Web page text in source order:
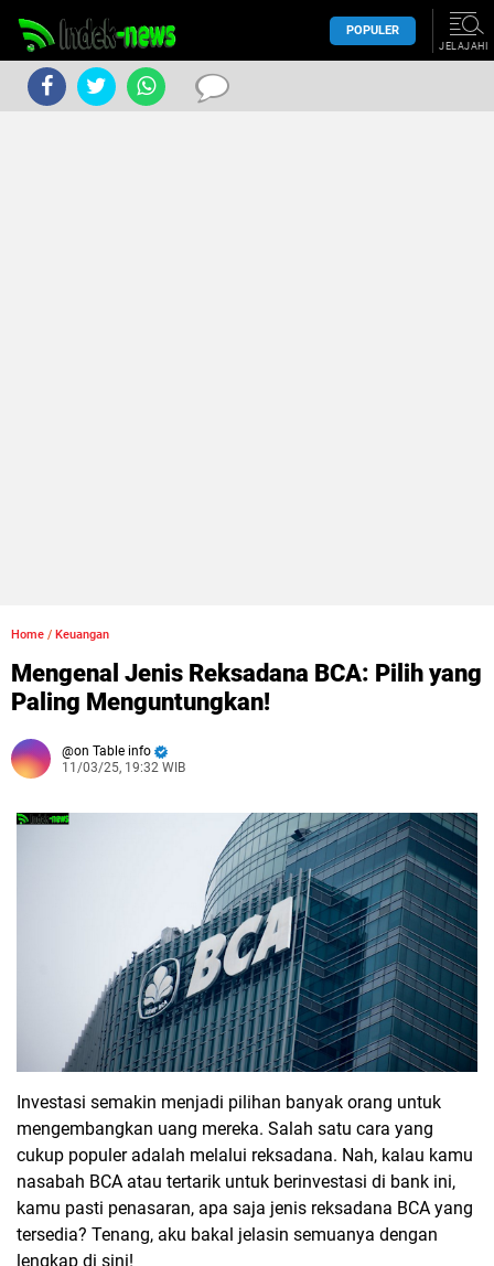
POPULER
JELAJAHI
Home / Keuangan
Mengenal Jenis Reksadana BCA: Pilih yang
Paling Menguntungkan!
on Table info
11/03/25, 19:32 WIB
Investasi semakin menjadi pilihan banyak orang untuk
mengembangkan uang mereka. Salah satu cara yang
cukup populer adalah melalui reksadana. Nah, kalau kamu
nasabah BCA atau tertarik untuk berinvestasi di bank ini,
kamu pasti penasaran, apa saja jenis reksadana BCA yang
tersedia? Tenang, aku bakal jelasin semuanya dengan
lengkap di sini!